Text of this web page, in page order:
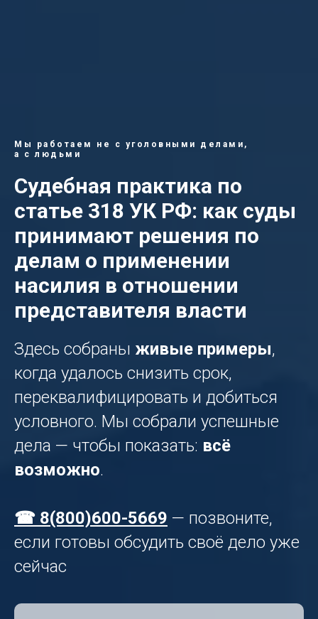
Мы работаем не с уголовными делами,
а с людьми
Судебная практика по
статье 318 УК РФ: как суды
принимают решения по
делам о применении
насилия в отношении
представителя власти
Здесь собраны живые примеры,
когда удалось снизить срок,
переквалифицировать и добиться
условного. Мы собрали успешные
дела — чтобы показать: всё
возможно.
☎ 8(800)600-5669 — позвоните,
если готовы обсудить своё дело уже
сейчас